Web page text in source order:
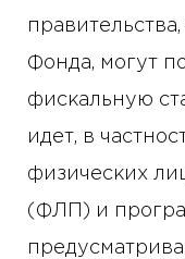
Фонда, могут
фискальную
идет, в
физических
(ФЛП) и